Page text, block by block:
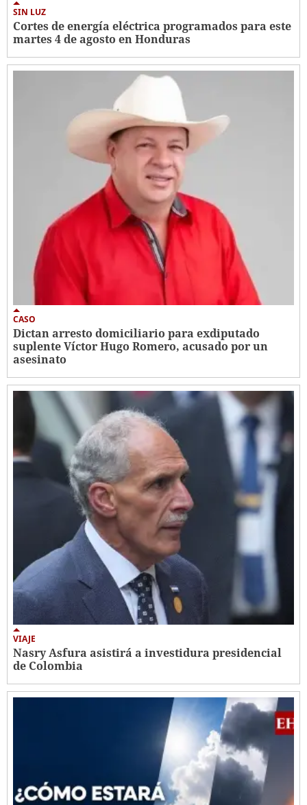
SIN LUZ
Cortes de energía eléctrica programados para este
martes 4 de agosto en Honduras
CASO
Dictan arresto domiciliario para exdiputado
suplente Víctor Hugo Romero, acusado por un
asesinato
VIAJE
Nasry Asfura asistirá a investidura presidencial
de Colombia